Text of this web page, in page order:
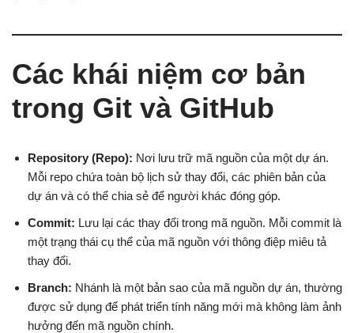
Các khái niệm cơ bản
trong Git và GitHub
Repository (Repo): Nơi lưu trữ mã nguồn của một dự án.
Mỗi repo chứa toàn bộ lịch sử thay đổi, các phiên bản của
dự án và có thể chia sẻ để người khác đóng góp.
Commit: Lưu lại các thay đổi trong mã nguồn. Mỗi commit là
một trạng thái cụ thể của mã nguồn với thông điệp miêu tả
thay đổi.
Branch: Nhánh là một bản sao của mã nguồn dự án, thường
được sử dụng để phát triển tính năng mới mà không làm ảnh
hưởng đến mã nguồn chính.